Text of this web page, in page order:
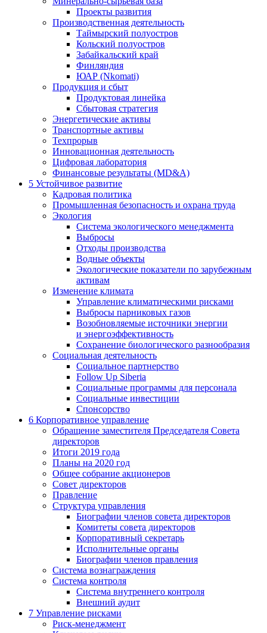
Проекты развития
Производственная деятельность
Таймырский полуостров
Кольский полуостров
Забайкальский край
Финляндия
ЮАР (Nkomati)
Продукция и сбыт
Продуктовая линейка
Сбытовая стратегия
Энергетические активы
Транспортные активы
Техпрорыв
Инновационная деятельность
Цифровая лаборатория
Финансовые результаты (MD&A)
5 Устойчивое развитие
Кадровая политика
Промышленная безопасность и охрана труда
Экология
Система экологического менеджмента
Выбросы
Отходы производства
Водные объекты
Экологические показатели по зарубежным
активам
Изменение климата
Управление климатическими рисками
Выбросы парниковых газов
Возобновляемые источники энергии
и энергоэффективность
Сохранение биологического разнообразия
Социальная деятельность
Социальное партнерство
Follow Up Siberia
Социальные программы для персонала
Социальные инвестиции
Спонсорство
6 Корпоративное управление
Обращение заместителя Председателя Совета
директоров
Итоги 2019 года
Планы на 2020 год
Общее собрание акционеров
Совет директоров
Правление
Структура управления
Биографии членов совета директоров
Комитеты совета директоров
Корпоративный секретарь
Исполнительные органы
Биографии членов правления
Система вознаграждения
Система контроля
Система внутреннего контроля
Внешний аудит
7 Управление рисками
Риск-менеджмент